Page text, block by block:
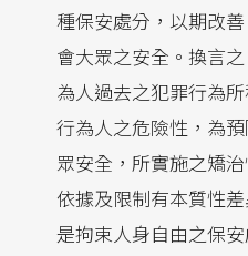
種保安處分，以期改
會大眾之安全。換言
為人過去之犯罪行為
行為人之危險性，為
眾安全，所實施之矯
依據及限制有本質性
是拘束人身自由之保